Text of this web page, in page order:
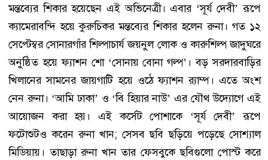
মন্তব্যের শিকার হয়েছেন এই অভিনেত্রী। এবার ‘সূর্য দেবী’ রূপে
ক্যামেরাবন্দি হয়ে কুরুচিকর মন্তব্যের শিকার হলেন রুনা। গত ১২
সেপ্টেম্বর সোনারগাঁর শিল্পাচার্য জয়নুল লোক ও কারুশিল্প জাদুঘরে
অনুষ্ঠিত হয়ে ফ্যাশন শো ‘সোনায় বোনা গল্প’। বড় সরদারবাড়ির
খিলানের সামনের জায়গাটি হয়ে ওঠে ফ্যাশন র‌্যাম্প। এতে অংশ
নেন রুনা। ‘আমি ঢাকা’ ও ‘বি হিয়ার নাউ’ এর যৌথ উদ্যোগে এই
আয়োজন করা হয়। এই কর্সেট পোশাকে ‘সূর্য দেবী’ রূপে
ফটোশুটও করেন রুনা খান; সেসব ছবি ছড়িয়ে পড়েছে সোশ্যাল
মিডিয়ায়। তাছাড়া রুনা খান তার ফেসবুকে ছবিগুলো পোস্ট করে